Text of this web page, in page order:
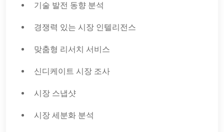
기술 발전 동향 분석
경쟁력 있는 시장 인텔리전스
맞춤형 리서치 서비스
신디케이트 시장 조사
시장 스냅샷
시장 세분화 분석